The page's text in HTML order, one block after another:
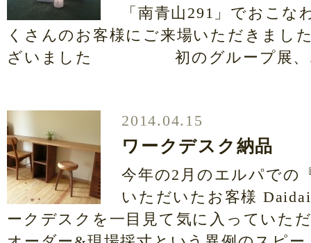
「南青山291」でおこな
くさんのお客様にご来場いただきまし
ざいました 初のグループ展、
2014.04.15
ワークデスク納品
今年の2月のエルパでの
いただいたお客様
ークデスクを一目見て気に入っていた